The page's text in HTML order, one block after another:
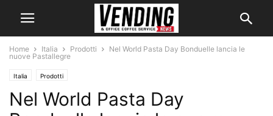
Home Italia Prodotti
Nel World Pasta Day Bonduelle lancia le
nuove Pastallegre
Italia Prodotti
Nel World Pasta Day